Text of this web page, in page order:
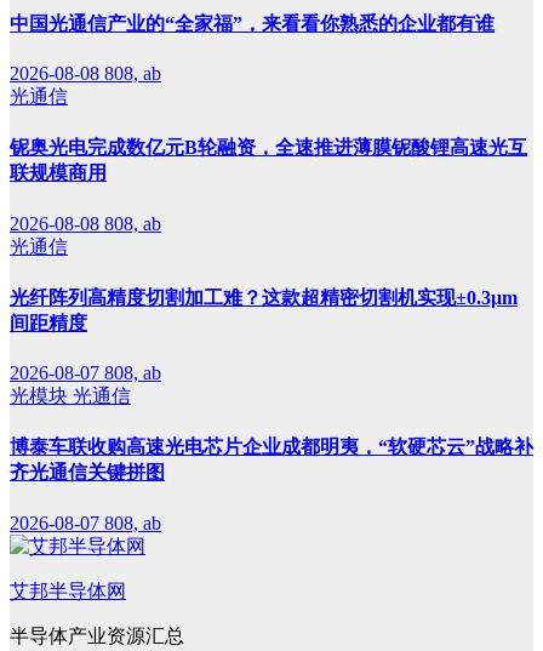
中国光通信产业的“全家福”，来看看你熟悉的企业都有谁
2026-08-08 808, ab
光通信
铌奥光电完成数亿元B轮融资，全速推进薄膜铌酸锂高速光互
联规模商用
2026-08-08 808, ab
光通信
光纤阵列高精度切割加工难？这款超精密切割机实现±0.3μm
间距精度
2026-08-07 808, ab
光模块 光通信
博泰车联收购高速光电芯片企业成都明夷，“软硬芯云”战略补
齐光通信关键拼图
2026-08-07 808, ab
艾邦半导体网
半导体产业资源汇总